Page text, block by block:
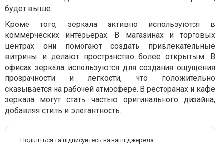
будет выше.
Кроме того, зеркала активно используются в
коммерческих интерьерах. В магазинах и торговых
центрах они помогают создать привлекательные
витрины и делают пространство более открытым. В
офисах зеркала используются для создания ощущения
прозрачности и легкости, что положительно
сказывается на рабочей атмосфере. В ресторанах и кафе
зеркала могут стать частью оригинального дизайна,
добавляя стиль и элегантность.
Поділіться та підписуйтесь на наші джерела